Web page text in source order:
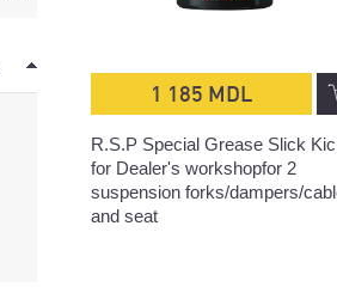
1 185 MDL
R.S.P Special Grease Slick
for Dealer's workshopfor 2
suspension forks/dampers/
and seat